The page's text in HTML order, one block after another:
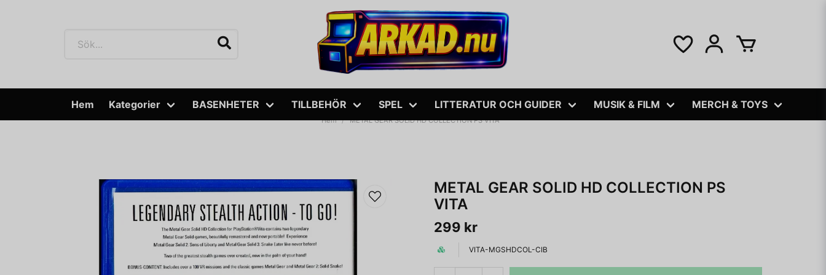
Hem Kategorier BASENHETER TILLBEHÖR SPEL LITTERATUR OCH GUIDER MUSIK & FILM MERCH & TOYS
Hem METAL GEAR SOLID HD COLLECTION PS VITA
METAL GEAR SOLID HD COLLECTION PS
VITA
299 kr
VITA-MGSHDCOL-CIB